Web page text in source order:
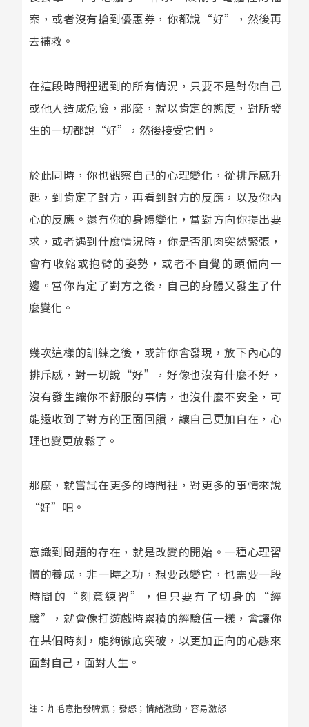
案，或者沒有搶到優惠券，你都說“好”，然後再
去補救。
在這段時間裡遇到的所有情況，只要不是對你自己
或他人造成危險，那麼，就以肯定的態度，對所發
生的一切都說“好”，然後接受它們。
於此同時，你也觀察自己的心理變化，從排斥感升
起，到肯定了對方，再看到對方的反應，以及你內
心的反應。還有你的身體變化，當對方向你提出要
求，或者遇到什麼情況時，你是否肌肉突然緊張，
會有收縮或抱臂的姿勢，或者不自覺的頭偏向一
邊。當你肯定了對方之後，自己的身體又發生了什
麼變化。
幾次這樣的訓練之後，或許你會發現，放下內心的
排斥感，對一切說“好”，好像也沒有什麼不好，
沒有發生讓你不舒服的事情，也沒什麼不安全，可
能還收到了對方的正面回饋，讓自己更加自在，心
理也變更放鬆了。
那麼，就嘗試在更多的時間裡，對更多的事情來說
“好”吧。
意識到問題的存在，就是改變的開始。一種心理習
慣的養成，非一時之功，想要改變它，也需要一段
時間的“刻意練習”，但只要有了切身的“經
驗”，就會像打遊戲時累積的經驗值一樣，會讓你
在某個時刻，能夠徹底突破，以更加正向的心態來
面對自己，面對人生。
註：炸毛意指發脾氣；發怒；情緒激動，容易激怒